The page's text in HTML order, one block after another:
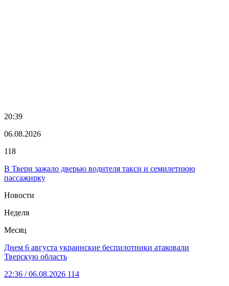
20:39
06.08.2026
118
В Твери зажало дверью водителя такси и семилетнюю
пассажирку
Новости
Неделя
Месяц
Днем 6 августа украинские беспилотники атаковали
Тверскую область
22:36 / 06.08.2026 114